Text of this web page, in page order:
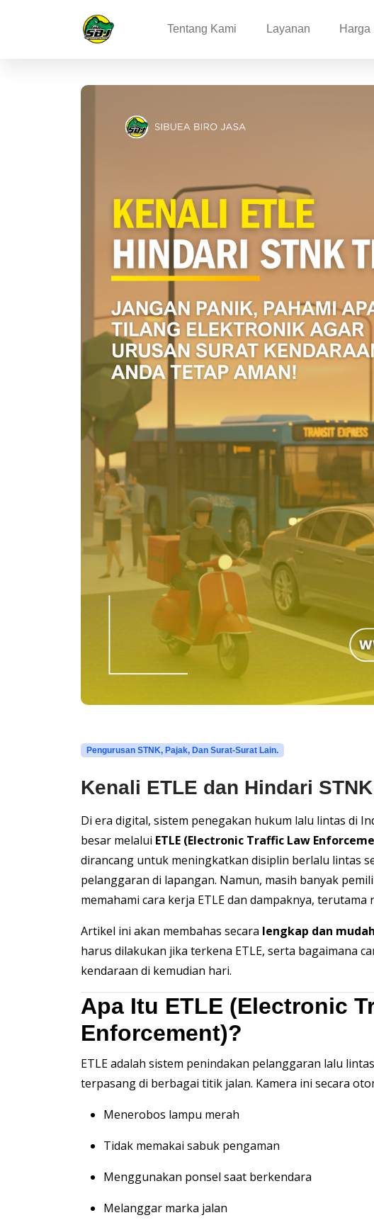
Tentang Kami Layanan Harga
Pengurusan STNK, Pajak, Dan Surat-Surat Lain.
Kenali ETLE dan Hindari
Di era digital, sistem penegakan hukum lalu lintas di
besar melalui ETLE (Electronic Traffic Law
dirancang untuk meningkatkan disiplin berlalu lintas
pelanggaran di lapangan. Namun, masih banyak
memahami cara kerja ETLE dan dampaknya, terutama
Artikel ini akan membahas secara lengkap dan
harus dilakukan jika terkena ETLE, serta bagaimana
kendaraan di kemudian hari.
Apa Itu ETLE (Electronic
Enforcement)?
ETLE adalah sistem penindakan pelanggaran lalu
terpasang di berbagai titik jalan. Kamera ini secara
Menerobos lampu merah
Tidak memakai sabuk pengaman
Menggunakan ponsel saat berkendara
Melanggar marka jalan